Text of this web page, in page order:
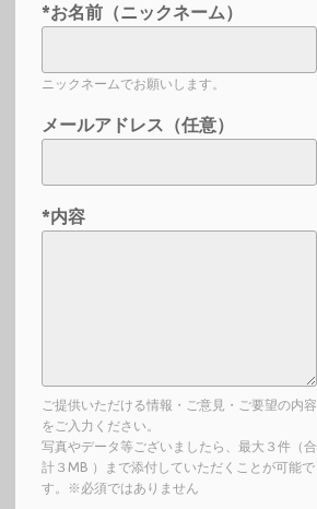
*お名前（ニックネーム）
ニックネームでお願いします。
メールアドレス（任意）
*内容
ご提供いただける情報・ご意見・ご要望の内容
をご入力ください。
写真やデータ等ございましたら、最大３件（合
計３MB ）まで添付していただくことが可能で
す。※必須ではありません